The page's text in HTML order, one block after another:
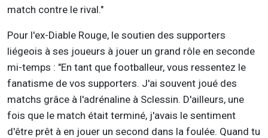
match contre le rival."
Pour l'ex-Diable Rouge, le soutien des supporters
liégeois à ses joueurs à jouer un grand rôle en seconde
mi-temps : "En tant que footballeur, vous ressentez le
fanatisme de vos supporters. J'ai souvent joué des
matchs grâce à l'adrénaline à Sclessin. D'ailleurs, une
fois que le match était terminé, j'avais le sentiment
d'être prêt à en jouer un second dans la foulée. Quand tu